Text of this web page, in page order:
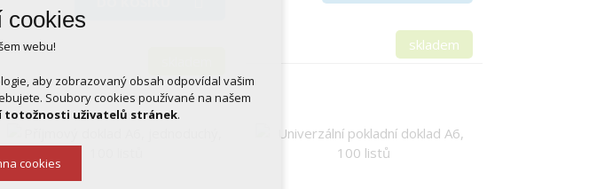
skladem
cookies
webu!
aby zobrazovaný obsah odpovídal vašim
Soubory cookies používané na našem
totožnosti uživatelů stránek.
cookies